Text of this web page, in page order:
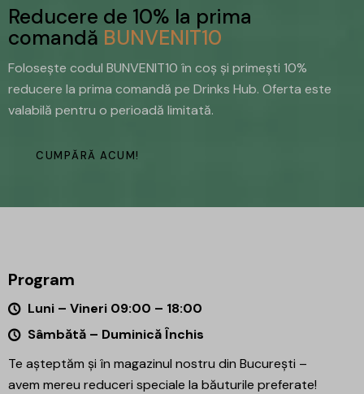
Reducere de 10% la prima
comandă BUNVENIT10
Folosește codul BUNVENIT10 în coș și primești 10%
reducere la prima comandă pe Drinks Hub. Oferta este
valabilă pentru o perioadă limitată.
CUMPĂRĂ ACUM!
Program
Luni – Vineri 09:00 – 18:00
Sâmbătă – Duminică Închis
Te așteptăm și în magazinul nostru din București –
avem mereu reduceri speciale la băuturile preferate!